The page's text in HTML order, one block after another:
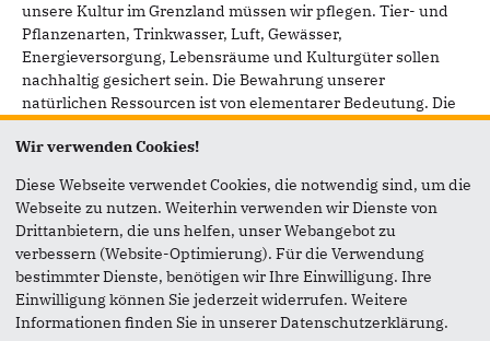
unsere Kultur im Grenzland müssen wir pflegen. Tier- und
Pflanzenarten, Trinkwasser, Luft, Gewässer,
Energieversorgung, Lebensräume und Kulturgüter sollen
nachhaltig gesichert sein. Die Bewahrung unserer
natürlichen Ressourcen ist von elementarer Bedeutung. Die
Versorgung mit erneuerbaren Energien muss nachhaltig
gestaltet werden. Unsere Heimat und Kultur ist auch für
auch in Zukunft in unserer Heimat Halt finden, gut und
sicher leben können.
In Sicherheit leben
Ich stärke unserer Polizei vor Ort weiter den Rücken. Zum
Schutz unserer Polizei und zur Deeskalation setze ich mich
Wir verwenden Cookies!
Diese Webseite verwendet Cookies, die notwendig sind, um die
Webseite zu nutzen. Weiterhin verwenden wir Dienste von
Drittanbietern, die uns helfen, unser Webangebot zu
verbessern (Website-Optimierung). Für die Verwendung
bestimmter Dienste, benötigen wir Ihre Einwilligung. Ihre
Einwilligung können Sie jederzeit widerrufen. Weitere
Informationen finden Sie in unserer Datenschutzerklärung.